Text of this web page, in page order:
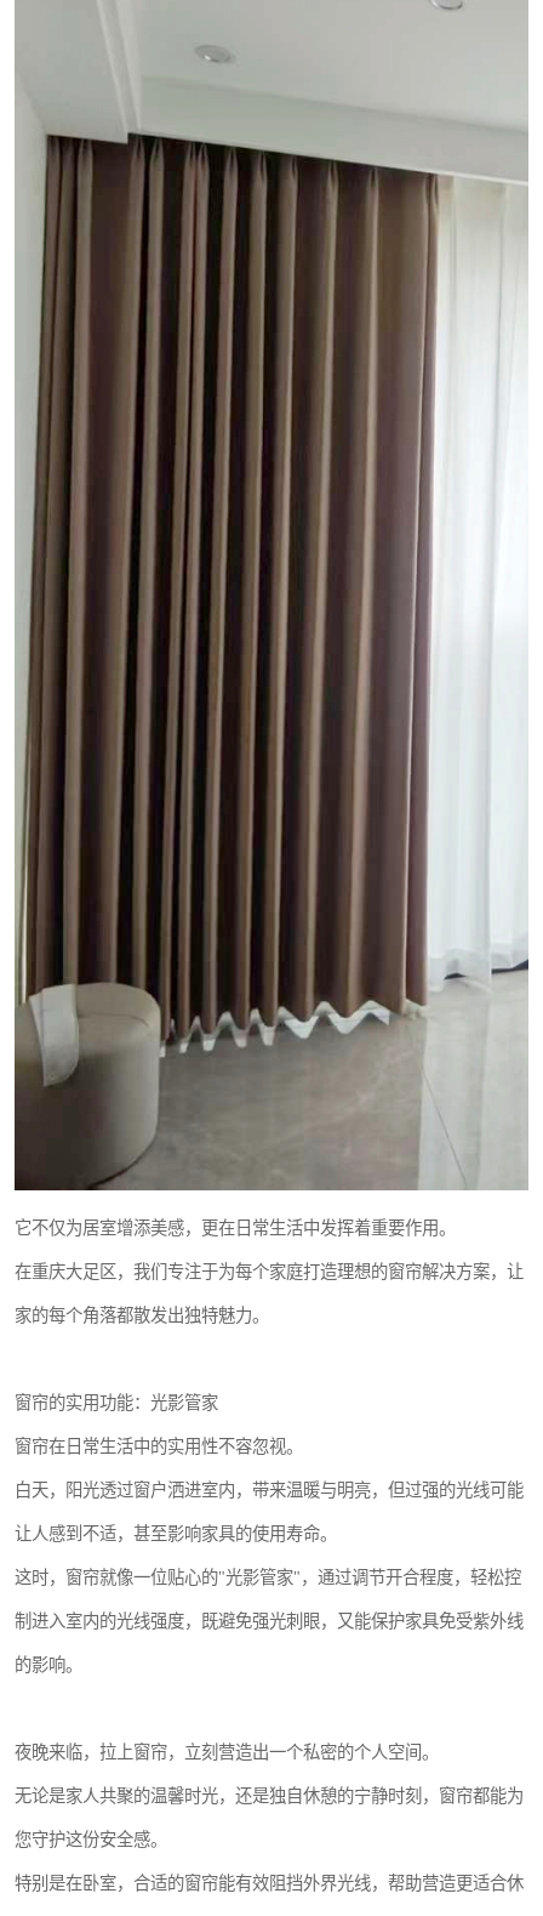
它不仅为居室增添美感，更在日常生活中发挥着重要作用。
在重庆大足区，我们专注于为每个家庭打造理想的窗帘解决方案，让
家的每个角落都散发出独特魅力。
窗帘的实用功能：光影管家
窗帘在日常生活中的实用性不容忽视。
白天，阳光透过窗户洒进室内，带来温暖与明亮，但过强的光线可能
让人感到不适，甚至影响家具的使用寿命。
这时，窗帘就像一位贴心的"光影管家"，通过调节开合程度，轻松控
制进入室内的光线强度，既避免强光刺眼，又能保护家具免受紫外线
的影响。
夜晚来临，拉上窗帘，立刻营造出一个私密的个人空间。
无论是家人共聚的温馨时光，还是独自休憩的宁静时刻，窗帘都能为
您守护这份安全感。
特别是在卧室，合适的窗帘能有效阻挡外界光线，帮助营造更适合休